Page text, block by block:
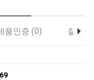
품인증 (0) 질문